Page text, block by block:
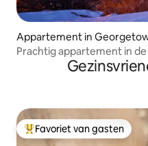
Appartement in
Prachtig appartement in
Topfavoriet van gasten
Favoriet van gasten